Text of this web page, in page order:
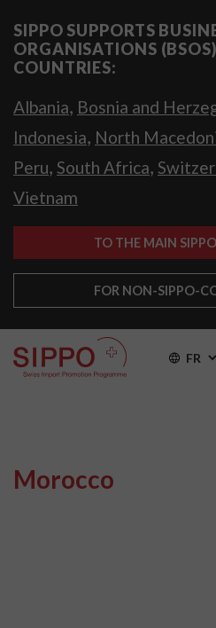
SIPPO SUPPORTS
ORGANISATIONS
COUNTRIES:
Albania, Bosnia and
Indonesia, North
Peru, South Africa,
Vietnam
TO THE MAIN
FOR NON-SIPPO-
FR
Morocco